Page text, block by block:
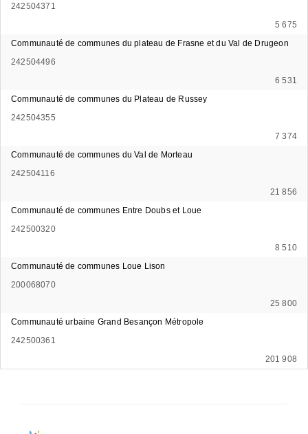
242504371
5 675
Communauté de communes du plateau de Frasne et du Val de Drugeon
242504496
6 531
Communauté de communes du Plateau de Russey
242504355
7 374
Communauté de communes du Val de Morteau
242504116
21 856
Communauté de communes Entre Doubs et Loue
242500320
8 510
Communauté de communes Loue Lison
200068070
25 800
Communauté urbaine Grand Besançon Métropole
242500361
201 908